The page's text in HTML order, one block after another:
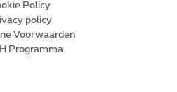
Policy
policy
Voorwaarden
Programma